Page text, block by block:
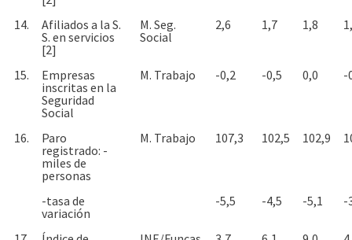
14.
Afiliados a la S.
S. en servicios
[2]
M. Seg.
Social
2,6 1,7 1,8
15.
Empresas
inscritas en la
Seguridad
Social
M. Trabajo -0,2 -0,5 0,0 -
16.
Paro
registrado: -
miles de
personas
M. Trabajo 107,3 102,5 102,9
-tasa de
variación
-5,5 -4,5 -5,1 -